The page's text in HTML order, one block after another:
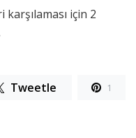
için 2
Tweetle 1